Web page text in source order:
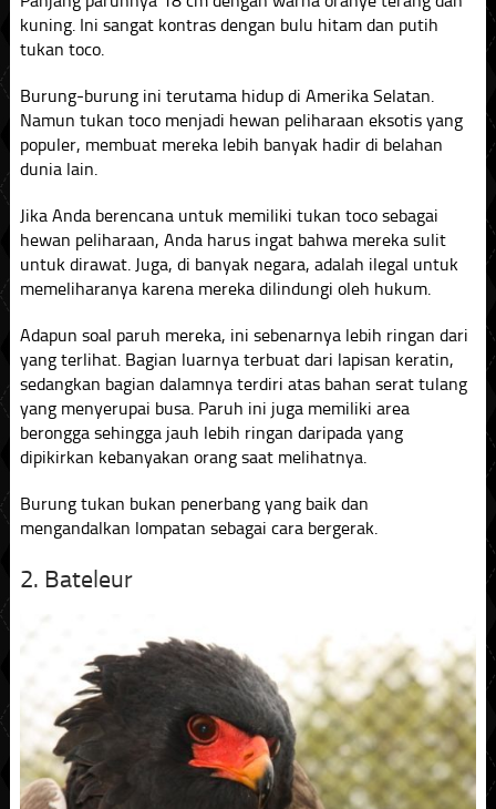
kuning. Ini sangat kontras dengan bulu hitam dan putih
tukan toco.
Burung-burung ini terutama hidup di Amerika Selatan.
Namun tukan toco menjadi hewan peliharaan eksotis yang
populer, membuat mereka lebih banyak hadir di belahan
dunia lain.
Jika Anda berencana untuk memiliki tukan toco sebagai
hewan peliharaan, Anda harus ingat bahwa mereka sulit
untuk dirawat. Juga, di banyak negara, adalah ilegal untuk
memeliharanya karena mereka dilindungi oleh hukum.
Adapun soal paruh mereka, ini sebenarnya lebih ringan dari
yang terlihat. Bagian luarnya terbuat dari lapisan keratin,
sedangkan bagian dalamnya terdiri atas bahan serat tulang
yang menyerupai busa. Paruh ini juga memiliki area
berongga sehingga jauh lebih ringan daripada yang
dipikirkan kebanyakan orang saat melihatnya.
Burung tukan bukan penerbang yang baik dan
mengandalkan lompatan sebagai cara bergerak.
2. Bateleur